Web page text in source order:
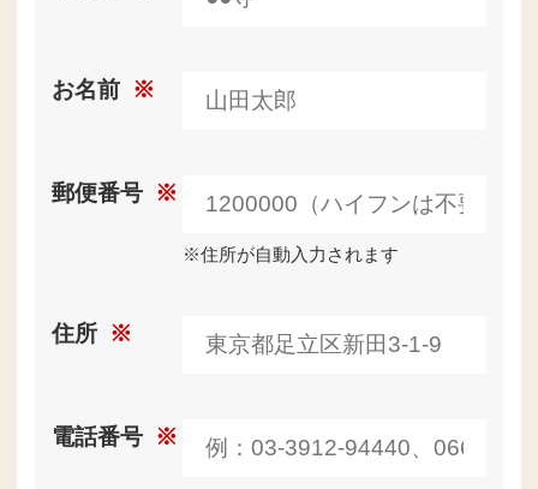
お名前 ※
郵便番号 ※
※住所が自動入力されます
住所 ※
電話番号 ※